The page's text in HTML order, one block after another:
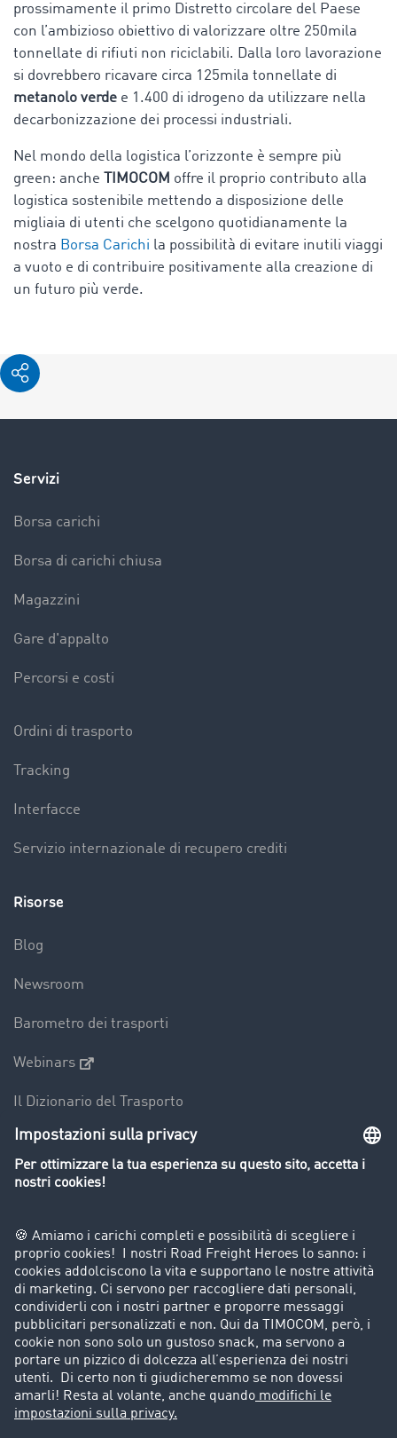
prossimamente il primo Distretto circolare del Paese
con l’ambizioso obiettivo di valorizzare oltre 250mila
tonnellate di rifiuti non riciclabili. Dalla loro lavorazione
si dovrebbero ricavare circa 125mila tonnellate di
metanolo verde e 1.400 di idrogeno da utilizzare nella
decarbonizzazione dei processi industriali.
Nel mondo della logistica l’orizzonte è sempre più
green: anche
TIMOCOM offre il proprio contributo alla
logistica sostenibile mettendo a disposizione delle
migliaia di utenti che scelgono quotidianamente la
nostra Borsa Carichi la possibilità di evitare inutili viaggi
a vuoto e di contribuire positivamente alla creazione di
un futuro più verde.
Servizi
Borsa carichi
Borsa di carichi chiusa
Magazzini
Gare d'appalto
Percorsi e costi
Ordini di trasporto
Tracking
Interfacce
Servizio internazionale di recupero crediti
Risorse
Blog
Newsroom
Barometro dei trasporti
Webinars
Il Dizionario del Trasporto
Panoramica della borsa di carichi
Divieti di circolazione per mezzi pesanti
Azienda
Porta un nuovo cliente
Storie di successo
Informazioni legali
Note legali